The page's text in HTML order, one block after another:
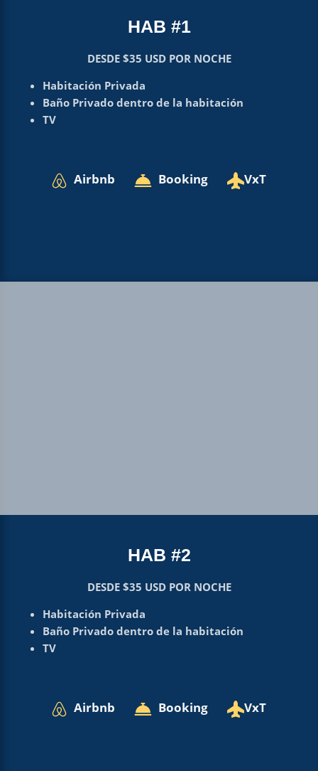
HAB #1
DESDE $35 USD POR NOCHE
Habitación Privada
Baño Privado dentro de la habitación
TV
Airbnb Booking VxT
HAB #2
DESDE $35 USD POR NOCHE
Habitación Privada
Baño Privado dentro de la habitación
TV
Airbnb Booking VxT